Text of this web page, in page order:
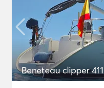
Beneteau clipper 411